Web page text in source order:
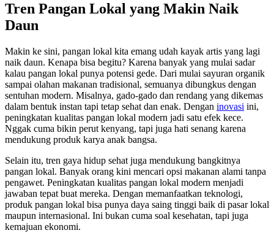
Tren Pangan Lokal yang Makin Naik
Daun
Makin ke sini, pangan lokal kita emang udah kayak artis yang lagi
naik daun. Kenapa bisa begitu? Karena banyak yang mulai sadar
kalau pangan lokal punya potensi gede. Dari mulai sayuran organik
sampai olahan makanan tradisional, semuanya dibungkus dengan
sentuhan modern. Misalnya, gado-gado dan rendang yang dikemas
dalam bentuk instan tapi tetap sehat dan enak. Dengan inovasi ini,
peningkatan kualitas pangan lokal modern jadi satu efek kece.
Nggak cuma bikin perut kenyang, tapi juga hati senang karena
mendukung produk karya anak bangsa.
Selain itu, tren gaya hidup sehat juga mendukung bangkitnya
pangan lokal. Banyak orang kini mencari opsi makanan alami tanpa
pengawet. Peningkatan kualitas pangan lokal modern menjadi
jawaban tepat buat mereka. Dengan memanfaatkan teknologi,
produk pangan lokal bisa punya daya saing tinggi baik di pasar lokal
maupun internasional. Ini bukan cuma soal kesehatan, tapi juga
kemajuan ekonomi.